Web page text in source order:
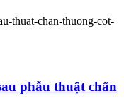
phẫu thuật chấn